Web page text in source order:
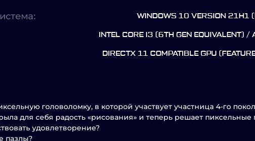
WINDOWS 10 VERSION 21H1
INTEL CORE I3 (6TH GEN EQUIVALENT) /
DIRECTX 11 COMPATIBLE GPU
головоломку, в которой участвует участница 4-го
для себя радость «рисования» и теперь решает
удовлетворение?
пазлы?